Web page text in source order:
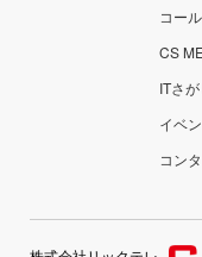
コー
CS
ITさが
イベ
コン